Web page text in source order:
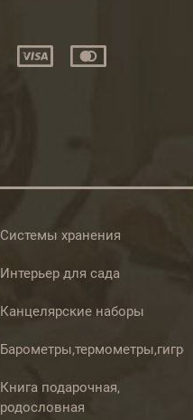
Системы хранения
Интерьер для сада
Канцелярские наборы
Книга подарочная,
родословная